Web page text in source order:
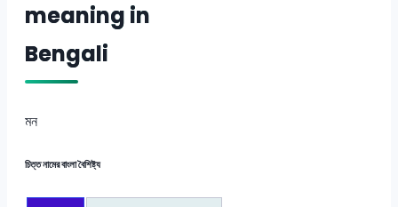
meaning in
Bengali
মন
চিত্ত নামের বাংলা বৈশিষ্ট্য